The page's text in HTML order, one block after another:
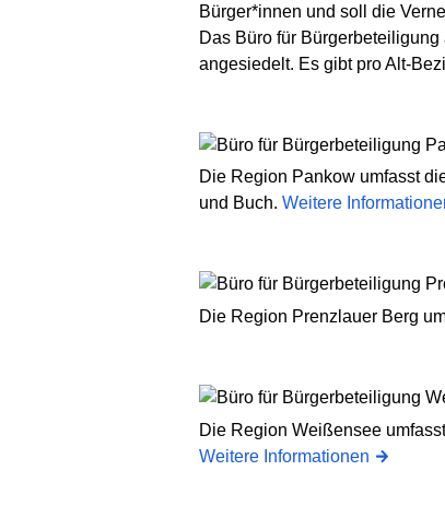
Bürger*innen und soll die
Das Büro für
angesiedelt. Es gibt pro Alt-
Die Region Pankow umfasst
und Buch. Weitere
Die Region Prenzlauer Berg
Die Region Weißensee
Weitere Informationen